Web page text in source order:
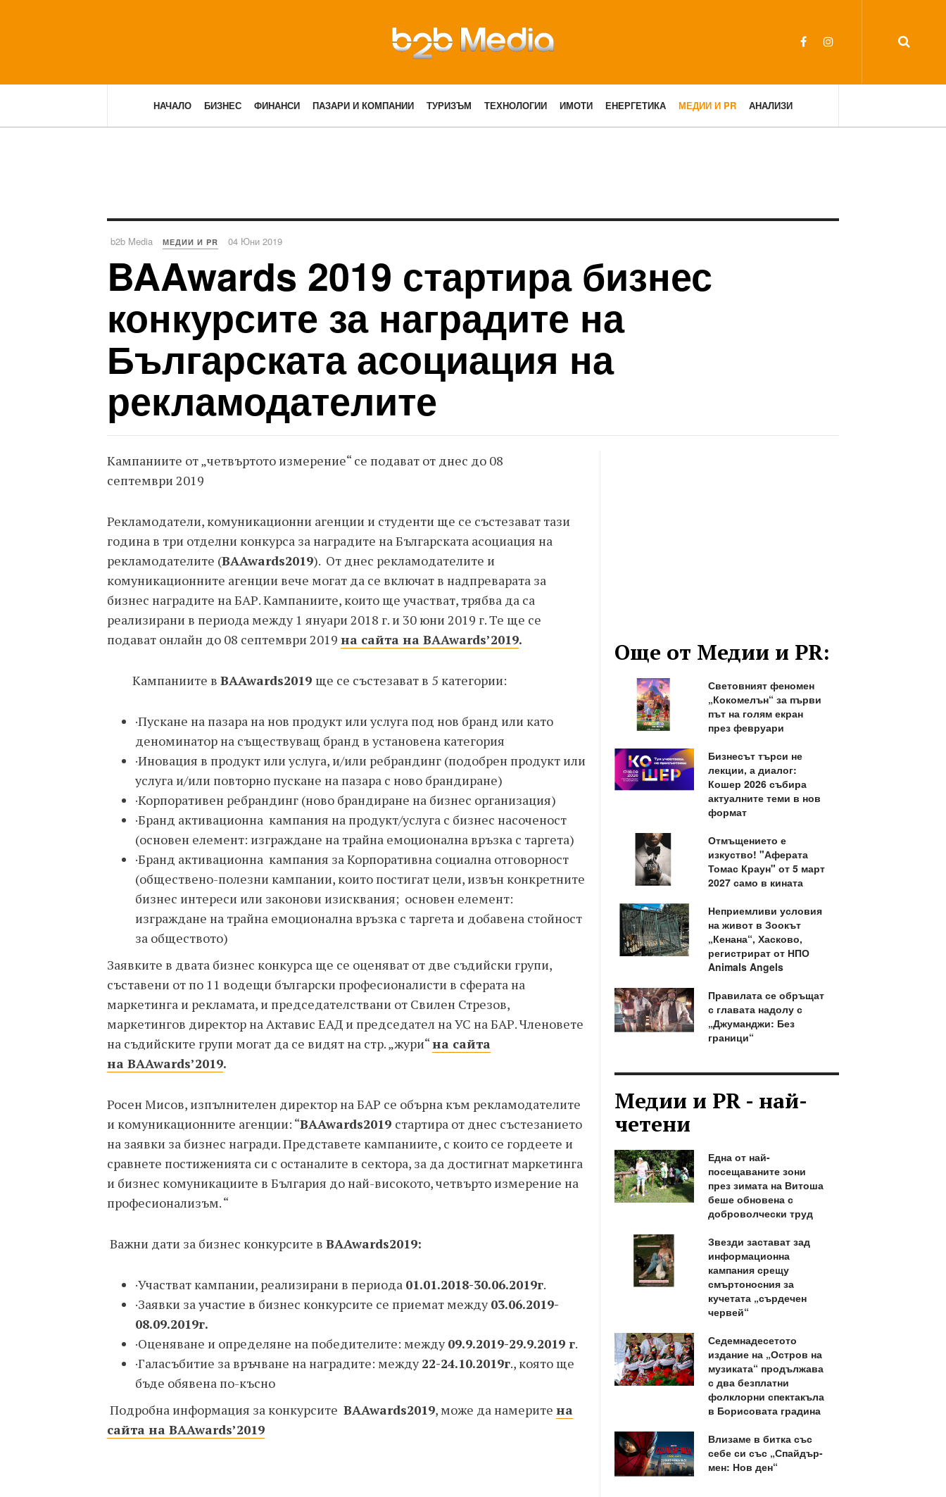
НАЧАЛО БИЗНЕС ФИНАНСИ ПАЗАРИ И КОМПАНИИ ТУРИЗЪМ ТЕХНОЛОГИИ ИМОТИ ЕНЕРГЕТИКА МЕДИИ И PR АНАЛИЗИ
b2b Media МЕДИИ И PR 04 Юни 2019
BAAwards 2019 стартира бизнес
конкурсите за наградите на
Българската асоциация на
рекламодателите
Кампаниите от „четвъртото измерение“ се подават от днес до 08
септември 2019
Рекламодатели, комуникационни агенции и студенти ще се състезават тази
година в три отделни конкурса за наградите на Българската асоциация на
рекламодателите (BAAwards2019). От днес рекламодателите и
комуникационните агенции вече могат да се включат в надпреварата за
бизнес наградите на БАР. Кампаниите, които ще участват, трябва да са
реализирани в периода между 1 януари 2018 г. и 30 юни 2019 г. Те ще се
подават онлайн до 08 септември 2019 на сайта на BAAwards’2019.
Кампаниите в BAAwards2019 ще се състезават в 5 категории:
·Пускане на пазара на нов продукт или услуга под нов бранд или като
деноминатор на съществуващ бранд в установена категория
·Иновация в продукт или услуга, и/или ребрандинг (подобрен продукт или
услуга и/или повторно пускане на пазара с ново брандиране)
·Корпоративен ребрандинг (ново брандиране на бизнес организация)
·Бранд активационна кампания на продукт/услуга с бизнес насоченост
(основен елемент: изграждане на трайна емоционална връзка с таргета)
·Бранд активационна кампания за Корпоративна социална отговорност
(обществено-полезни кампании, които постигат цели, извън конкретните
бизнес интереси или законови изисквания; основен елемент:
изграждане на трайна емоционална връзка с таргета и добавена стойност
за обществото)
Заявките в двата бизнес конкурса ще се оценяват от две съдийски групи,
съставени от по 11 водещи български професионалисти в сферата на
маркетинга и рекламата, и председателствани от Свилен Стрезов,
маркетингов директор на Актавис ЕАД и председател на УС на БАР. Членовете
на съдийските групи могат да се видят на стр. „жури“на сайта
на BAAwards’2019.
Росен Мисов, изпълнителен директор на БАР се обърна към рекламодателите
и комуникационните агенции: “BAAwards2019 стартира от днес състезанието
на заявки за бизнес награди. Представете кампаниите, с които се гордеете и
сравнете постиженията си с останалите в сектора, за да достигнат маркетинга
и бизнес комуникациите в България до най-високото, четвърто измерение на
професионализъм. “
Важни дати за бизнес конкурсите в BAAwards2019:
·Участват кампании, реализирани в периода 01.01.2018-30.06.2019г.
·Заявки за участие в бизнес конкурсите се приемат между03.06.2019-
08.09.2019г.
·Оценяване и определяне на победителите: между09.9.2019-29.9.2019 г.
·Галасъбитие за връчване на наградите: между22-24.10.2019г., която ще
бъде обявена по-късно
Подробна информация за конкурсите BAAwards2019,може да намерите на
сайта на BAAwards’2019
Още от Медии и PR:
Световният феномен
„Кокомелън“ за първи
път на голям екран
през февруари
Бизнесът търси не
лекции, а диалог:
Кошер 2026 събира
актуалните теми в нов
формат
Отмъщението е
изкуство! "Аферата
Томас Краун" от 5 март
2027 само в кината
Неприемливи условия
на живот в Зоокът
„Кенана“, Хасково,
регистрират от НПО
Animals Angels
Правилата се обръщат
с главата надолу с
„Джуманджи: Без
граници“
Медии и PR - най-
четени
Една от най-
посещаваните зони
през зимата на Витоша
беше обновена с
доброволчески труд
Звезди застават зад
информационна
кампания срещу
смъртоносния за
кучетата „сърдечен
червей“
Седемнадесетото
издание на „Остров на
музиката“ продължава
с два безплатни
фолклорни спектакъла
в Борисовата градина
Влизаме в битка със
себе си със „Спайдър-
мен: Нов ден“